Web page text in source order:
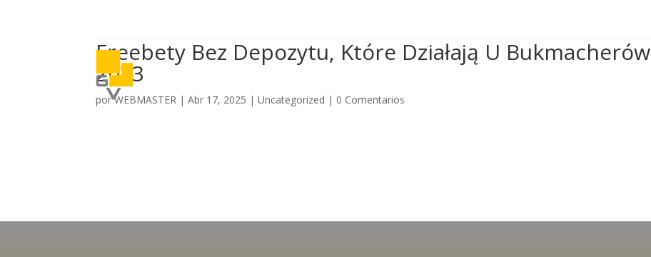
Freebety Bez Depozytu, Które Działają U Bukmacherów
2023
porWEBMASTER |Abr 17, 2025 |Uncategorized | 0 Comentarios